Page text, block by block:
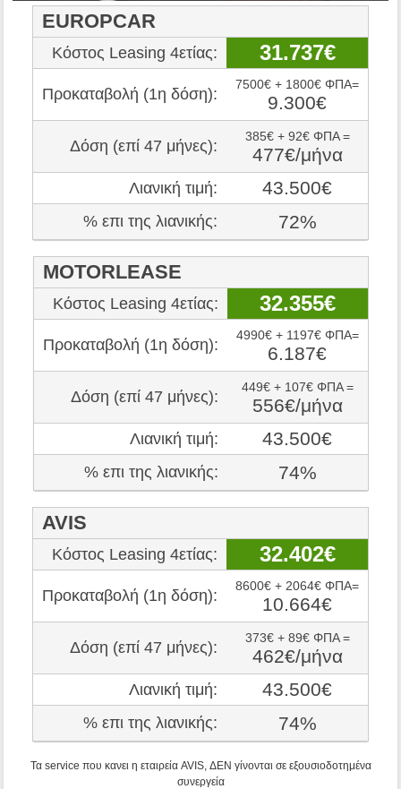
EUROPCAR
Κόστος Leasing 4ετίας: 31.737€
Προκαταβολή (1η δόση):
7500€ + 1800€ ΦΠΑ=
9.300€
Δόση (επί 47 μήνες):
385€ + 92€ ΦΠΑ =
477€/μήνα
Λιανική τιμή: 43.500€
% επι της λιανικής: 72%
MOTORLEASE
Κόστος Leasing 4ετίας: 32.355€
Προκαταβολή (1η δόση):
4990€ + 1197€ ΦΠΑ=
6.187€
Δόση (επί 47 μήνες):
449€ + 107€ ΦΠΑ =
556€/μήνα
Λιανική τιμή: 43.500€
% επι της λιανικής: 74%
AVIS
Κόστος Leasing 4ετίας: 32.402€
Προκαταβολή (1η δόση):
8600€ + 2064€ ΦΠΑ=
10.664€
Δόση (επί 47 μήνες):
373€ + 89€ ΦΠΑ =
462€/μήνα
Λιανική τιμή: 43.500€
% επι της λιανικής: 74%
Τα service που κανει η εταιρεία AVIS, ΔΕΝ γίνονται σε εξουσιοδοτημένα
συνεργεία